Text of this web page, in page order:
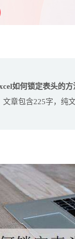
如何锁定表头的方
文章包含225字，纯